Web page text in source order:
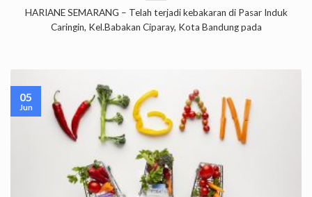
HARIANE SEMARANG – Telah terjadi kebakaran di Pasar Induk
Caringin, Kel.Babakan Ciparay, Kota Bandung pada
05
Jun